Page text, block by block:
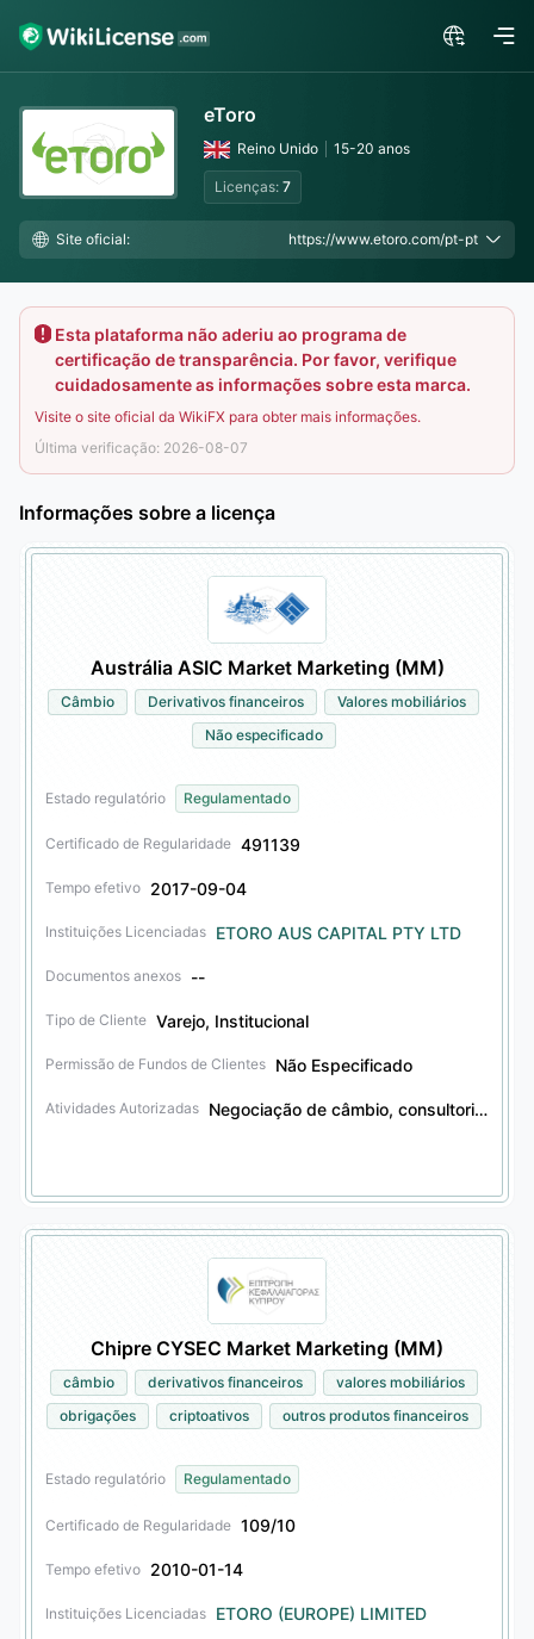
eToro
Reino Unido 15-20 anos
Licenças: 7
Site oficial: https://www.etoro.com/pt-pt
Esta plataforma não aderiu ao programa de
certificação de transparência. Por favor, verifique
cuidadosamente as informações sobre esta marca.
Visite o site oficial da WikiFX para obter mais informações.
Última verificação: 2026-08-07
Informações sobre a licença
Austrália ASIC Market Marketing (MM)
Câmbio Derivativos financeiros
Valores mobiliários
Não especificado
Estado regulatório Regulamentado
Certificado de Regularidade 491139
Tempo efetivo 2017-09-04
Instituições Licenciadas ETORO AUS CAPITAL PTY LTD
Documentos anexos --
Tipo de Cliente Varejo, Institucional
Permissão de Fundos de Clientes Não Especificado
Atividades Autorizadas Negociação de câmbio, consultoria de investimento em câmbio, negociação de derivativos financeiros, consultoria de investimento em derivativos financeiros, consultoria de investimento em valores mobiliários, serviços fiduciários
Chipre CYSEC Market Marketing (MM)
câmbio derivativos financeiros
valores mobiliários
obrigações
criptoativos outros produtos financeiros
Estado regulatório Regulamentado
Certificado de Regularidade 109/10
Tempo efetivo 2010-01-14
Instituições Licenciadas ETORO (EUROPE) LIMITED